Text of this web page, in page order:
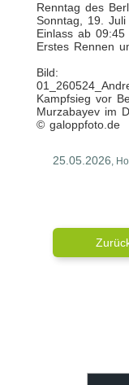
Renntag des
Sonntag, 19. Juli
Einlass ab 09:45
Erstes Rennen
Bild:
Kampfsieg vor
Murzabayev im
© galoppfoto.de
25.05.2026,